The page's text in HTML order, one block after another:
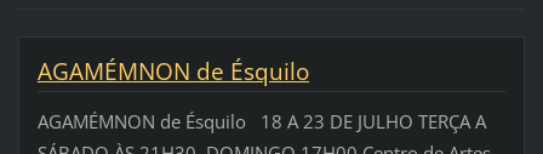
AGAMÉMNON de Ésquilo
AGAMÉMNON de Ésquilo 18 A 23 DE JULHO TERÇA A